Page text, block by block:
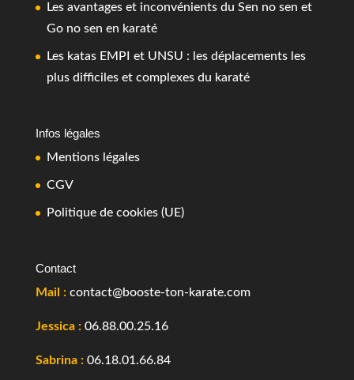
Les avantages et inconvénients du Sen no sen et
Go no sen en karaté
Les katas EMPI et UNSU : les déplacements les
plus difficiles et complexes du karaté
Infos légales
Mentions légales
CGV
Politique de cookies (UE)
Contact
Mail : contact@booste-ton-karate.com
Jessica : 06.88.00.25.16
Sabrina : 06.18.01.66.84